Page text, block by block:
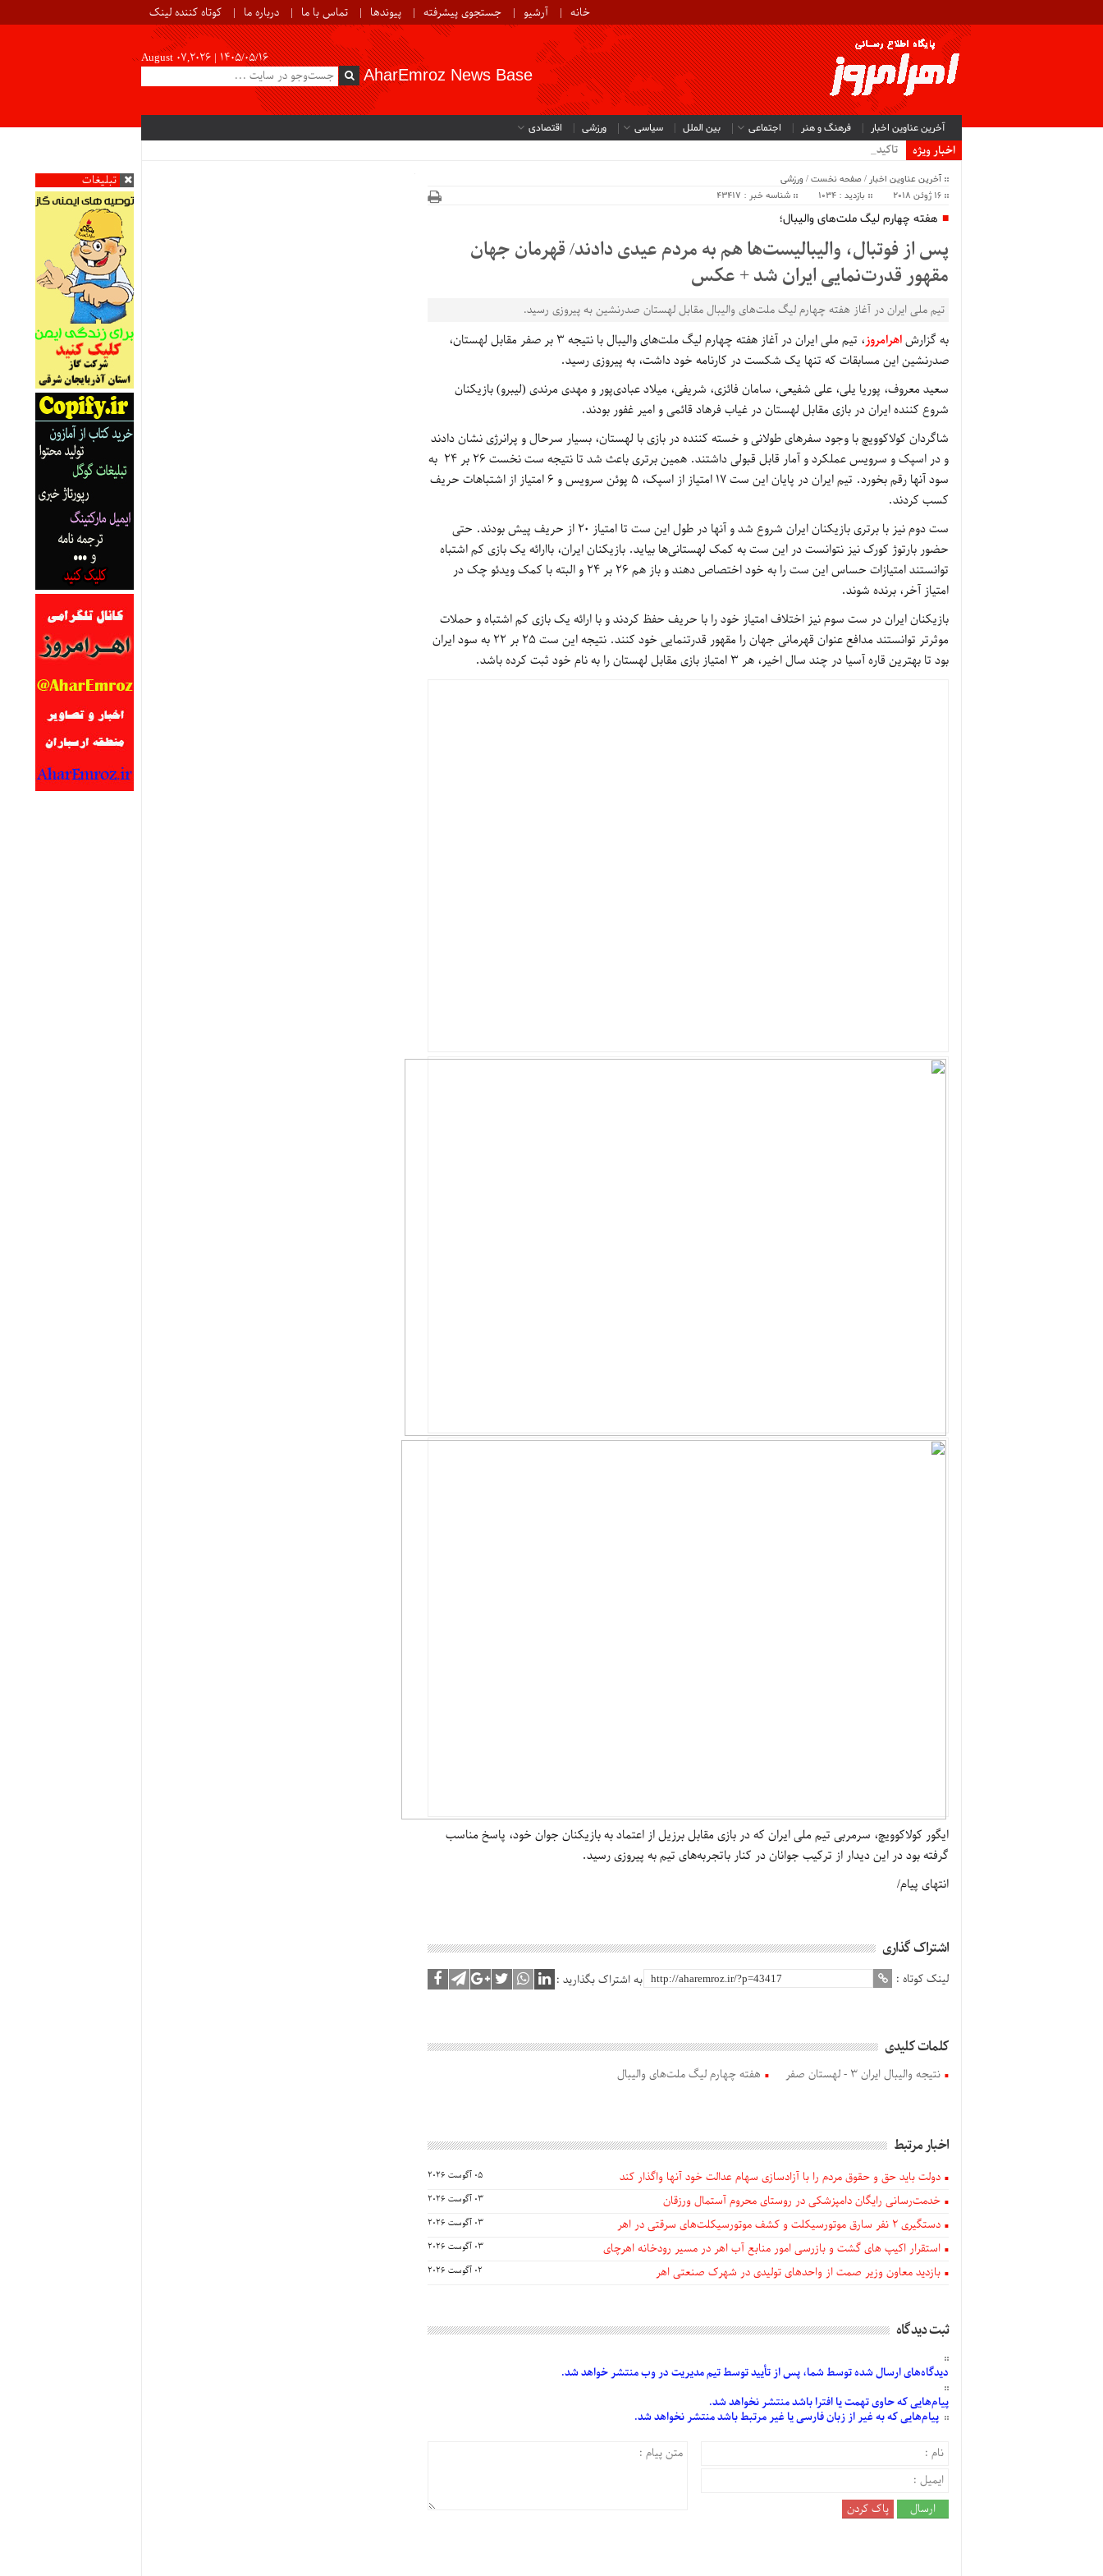
خانه آرشیو جستجوی پیشرفته پیوندها تماس با ما درباره ما کوتاه کننده لینک
August 07,2026 | ۱۴۰۵/۰۵/۱۶
AharEmroz News Base
آخرین عناوین اخبار فرهنگ و هنر اجتماعی بین الملل سیاسی ورزشی اقتصادی
اخبار ویژه
تاکید مدیرعا.
تبلیغات
آخرین عناوین اخبار /صفحه نخست/ ورزشی
16 ژوئن 2018
بازدید : 1034 شناسه خبر : 43417
هفته چهارم لیگ ملت‌های والیبال؛
پس از فوتبال، والیبالیست‌ها هم به مردم عیدی دادند/ قهرمان جهان
مقهور قدرت‌نمایی ایران شد + عکس
تیم ملی ایران در آغاز هفته چهارم لیگ ملت‌‌های والیبال مقابل لهستان صدرنشین به پیروزی رسید.
به گزارشاهرامروز
، تیم ملی ایران در آغاز هفته چهارم لیگ ملت‌‌های والیبال با نتیجه 3 بر صفر مقابل لهستان،
صدرنشین این مسابقات که تنها یک شکست در کارنامه خود داشت، به پیروزی رسید.
سعید معروف، پوریا یلی، علی شفیعی، سامان فائزی، شریفی، میلاد عبادی‌پور و مهدی مرندی (لیبرو) بازیکنان
شروع کننده ایران در بازی مقابل لهستان در غیاب فرهاد قائمی و امیر غفور بودند.
شاگردان کولاکوویچ با وجود سفرهای طولانی و خسته کننده در بازی با لهستان، بسیار سرحال و پرانرژی نشان دادند
و در اسپک و سرویس عملکرد و آمار قابل قبولی داشتند. همین برتری باعث شد تا نتیجه ست نخست 26 بر 24 به
سود آنها رقم بخورد. تیم ایران در پایان این ست 17 امتیاز از اسپک، 5 پوئن سرویس و 6 امتیاز از اشتباهات حریف
کسب کردند.
ست دوم نیز با برتری بازیکنان ایران شروع شد و آنها در طول این ست تا امتیاز 20 از حریف پیش بودند. حتی
حضور بارتوژ کورک نیز نتوانست در این ست به کمک لهستانی‌ها بیاید. بازیکنان ایران، باارائه یک بازی کم اشتباه
توانستند امتیازات حساس این ست را به خود اختصاص دهند و باز هم 26 بر 24 و البته با کمک ویدئو چک در
امتیاز آخر، برنده شوند.
بازیکنان ایران در ست سوم نیز اختلاف امتیاز خود را با حریف حفظ کردند و با ارائه یک بازی کم اشتباه و حملات
موثرتر توانستند مدافع عنوان قهرمانی جهان را مقهور قدرتنمایی خود کنند. نتیجه این ست 25 بر 22 به سود ایران
بود تا بهترین قاره آسیا در چند سال اخیر،‌ هر 3 امتیاز بازی مقابل لهستان را به نام خود ثبت کرده باشد.
ایگور کولاکوویچ، سرمربی تیم ملی ایران که در بازی مقابل برزیل از اعتماد به بازیکنان جوان خود، پاسخ مناسب
گرفته بود در این دیدار از ترکیب جوانان در کنار باتجربه‌های تیم به پیروزی رسید.
انتهای پیام/
اشتراک گذاری
لینک کوتاه : به اشتراک بگذارید :
کلمات کلیدی
نتیجه والیبال ایران 3 - لهستان صفر هفته چهارم لیگ ملت‌های والیبال
اخبار مرتبط
دولت باید حق و حقوق مردم را با آزادسازی سهام عدالت خود آنها واگذار کند 05 آگوست 2026
خدمت‌رسانی رایگان دامپزشکی در روستای محروم آستمال ورزقان 03 آگوست 2026
دستگيری ۲ نفر سارق موتورسیکلت و کشف موتورسیکلت‌های سرقتی در اهر 03 آگوست 2026
استقرار اکیپ های گشت و بازرسی امور منابع آب اهر در مسیر رودخانه اهرچای 03 آگوست 2026
بازدید معاون وزیر صمت از واحدهای تولیدی در شهرک صنعتی اهر 02 آگوست 2026
ثبت دیدگاه
دیدگاه‌هایارسالشدهتوسط شما، پس از تأییدتوسط تیم مدیریت در وب منتشر خواهد شد.
پیام‌هاییکه حاوی تهمت یا افترا باشد منتشر نخواهد شد.
پیام‌هاییکه به غیر از زبان فارسی یا غیر مرتبط باشد منتشر نخواهد شد.